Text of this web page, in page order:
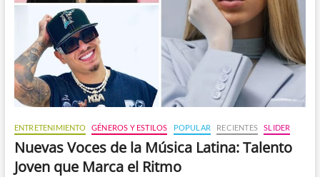
ENTRETENIMIENTO GÉNEROS Y ESTILOS POPULAR RECIENTES SLIDER
Nuevas Voces de la Música Latina: Talento
Joven que Marca el Ritmo